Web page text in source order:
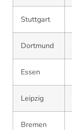
Stuttgart
Dortmund
Essen
Leipzig
Bremen